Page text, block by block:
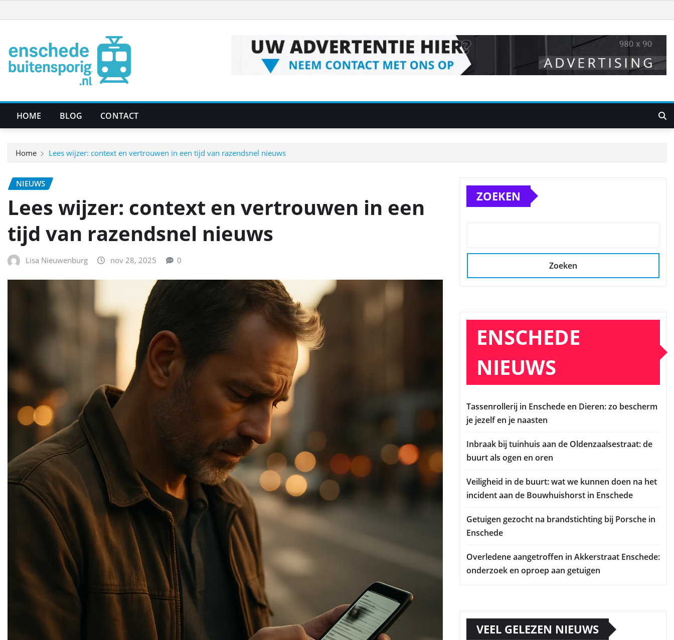
naar
inhoud
HOME BLOG CONTACT
Home Lees wijzer: context en vertrouwen in een tijd van razendsnel nieuws
NIEUWS
Lees wijzer: context en vertrouwen in een
tijd van razendsnel nieuws
Lisa Nieuwenburg nov 28, 2025 0
ZOEKEN
Zoeken
ENSCHEDE
NIEUWS
Tassenrollerij in Enschede en Dieren: zo bescherm
je jezelf en je naasten
Inbraak bij tuinhuis aan de Oldenzaalsestraat: de
buurt als ogen en oren
Veiligheid in de buurt: wat we kunnen doen na het
incident aan de Bouwhuishorst in Enschede
Getuigen gezocht na brandstichting bij Porsche in
Enschede
Overledene aangetroffen in Akkerstraat Enschede:
onderzoek en oproep aan getuigen
VEEL GELEZEN NIEUWS